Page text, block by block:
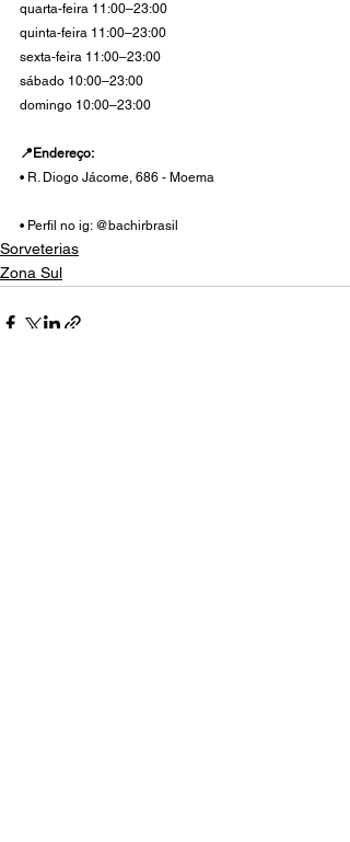
quarta-feira 11:00–23:00
quinta-feira 11:00–23:00
sexta-feira 11:00–23:00
sábado 10:00–23:00
domingo 10:00–23:00
📍Endereço:
• R. Diogo Jácome, 686 - Moema
• Perfil no ig: @bachirbrasil
Sorveterias
Zona Sul